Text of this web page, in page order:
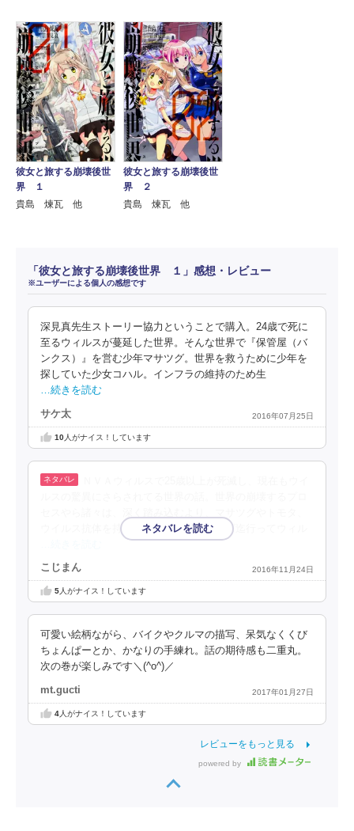
彼女と旅する崩壊後世
界 １
貴島 煉瓦 他
彼女と旅する崩壊後世
界 ２
貴島 煉瓦 他
「彼女と旅する崩壊後世界 １」感想・レビュー
※ユーザーによる個人の感想です
深見真先生ストーリー協力ということで購入。24歳で死に
至るウィルスが蔓延した世界。そんな世界で『保管屋（バ
ンクス）』を営む少年マサツグ。世界を救うために少年を
探していた少女コハル。インフラの維持のため生
…続きを読む
サケ太 2016年07月25日
10人がナイス！しています
ウイルス抗体を持つコハルがレッドランズ迄行ってウィル
こじまん 2016年11月24日
5人がナイス！しています
可愛い絵柄ながら、バイクやクルマの描写、呆気なくくび
ちょんぱーとか、かなりの手練れ。話の期待感も二重丸。
次の巻が楽しみです＼(^o^)／
mt.gucti 2017年01月27日
4人がナイス！しています
レビューをもっと見る
powered by